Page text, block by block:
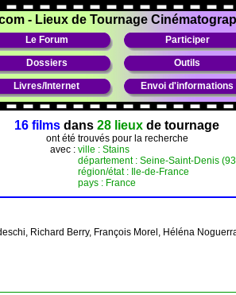
- Lieux de Tournage
Le Forum Participer
Dossiers Outils
Livres/Internet Envoi d'informations
16 films dans 28 lieux de tournage
ont été trouvés pour la recherche
avec : ville : Stains
département : Seine-Saint-Denis
région/état : Ile-de-France
pays : France
Richard Berry, François Morel, Héléna